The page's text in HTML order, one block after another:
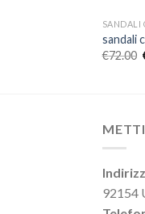
SANDALI
sandali
€72.00
92154